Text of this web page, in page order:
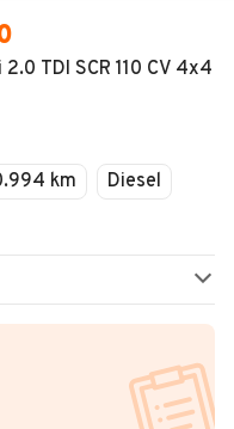
2.0 TDI SCR 110 CV 4x4
km
Diesel